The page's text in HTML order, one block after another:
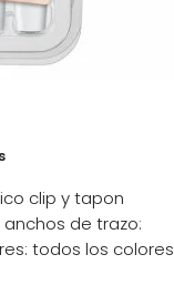
clip y tapon
de trazo:
todos los colores